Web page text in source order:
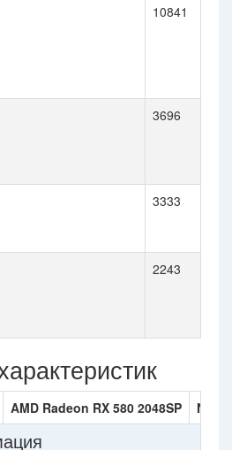
10841
3696
3333
2243
AMD Radeon RX 580 2048SP